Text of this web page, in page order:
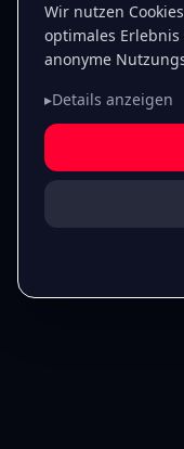
Wir nutzen
optimales
anonyme
▸Details anzeigen